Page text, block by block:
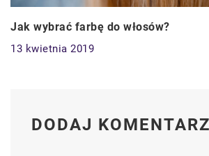
Jak wybrać farbę do włosów?
13 kwietnia 2019
DODAJ KOMENTARZ